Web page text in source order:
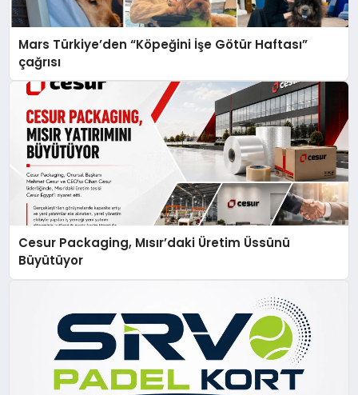
Mars Türkiye’den “Köpeğini İşe Götür Haftası”
çağrısı
Cesur Packaging, Mısır’daki Üretim Üssünü
Büyütüyor